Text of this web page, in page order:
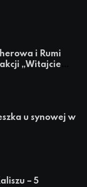
i Rumi
„Witajcie
u synowej w
– 5